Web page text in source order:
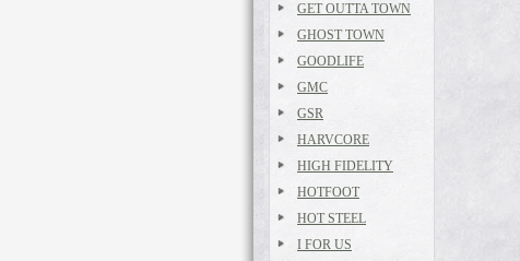
GET OUTTA TOWN
GHOST TOWN
GOODLIFE
GMC
GSR
HARVCORE
HIGH FIDELITY
HOTFOOT
HOT STEEL
I FOR US